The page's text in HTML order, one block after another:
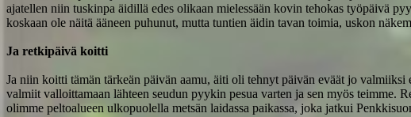
ajatellen niin tuskinpa äidillä edes olikaan mielessään kovin tehokas työpäivä
koskaan ole näitä ääneen puhunut, mutta tuntien äidin tavan toimia, uskon
Ja retkipäivä koitti
Ja niin koitti tämän tärkeän päivän aamu, äiti oli tehnyt päivän eväät jo
valmiit valloittamaan lähteen seudun pyykin pesua varten ja sen myös teimme.
olimme peltoalueen ulkopuolella metsän laidassa paikassa, joka jatkui